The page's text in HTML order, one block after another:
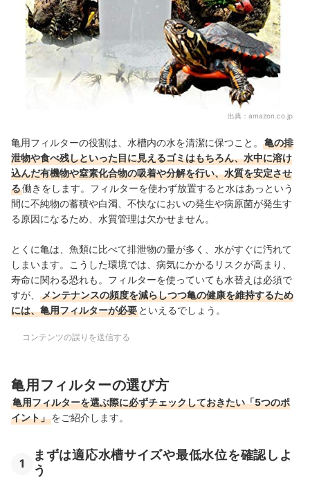
出典： amazon.co.jp
亀用フィルターの役割は、水槽内の水を清潔に保つこと。
亀の排
泄物や食べ残しといった目に見えるゴミはもちろん、水中に溶け
込んだ有機物や窒素化合物の吸着や分解を行い、水質を安定させ
る働きをします。フィルターを使わず放置すると水はあっという
間に不純物の蓄積や白濁、不快なにおいの発生や病原菌が発生す
る原因になるため、水質管理は欠かせません。
とくに亀は、魚類に比べて排泄物の量が多く、水がすぐに汚れて
しまいます。こうした環境では、病気にかかるリスクが高まり、
寿命に関わる恐れも。フィルターを使っていても水替えは必須で
すが、
メンテナンスの頻度を減らしつつ亀の健康を維持するため
には、亀用フィルターが必要 といえるでしょう。
コンテンツの誤りを送信する
亀用フィルターの選び方
亀用フィルターを選ぶ際に必ずチェックしておきたい「5つのポ
イント」をご紹介します。
1
まずは適応水槽サイズや最低水位を確認しよ
う